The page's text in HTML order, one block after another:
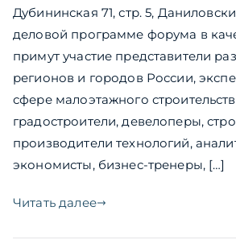
Дубининская 71, стр. 5,
деловой программе форума в
примут участие представители
регионов и городов России,
сфере малоэтажного
градостроители, девелоперы,
производители технологий,
экономисты, бизнес-тренеры, […]
Читать далее